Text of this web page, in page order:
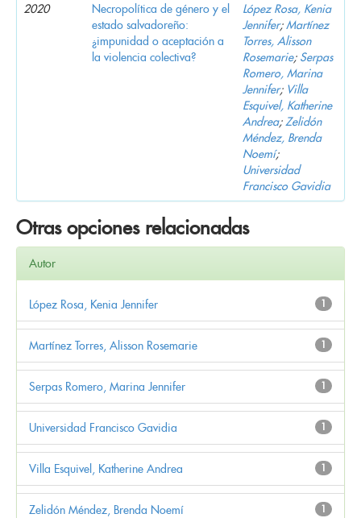
2020
Necropolítica de género y el
estado salvadoreño:
¿impunidad o aceptación a
la violencia colectiva?
López Rosa, Kenia
Jennifer;Martínez
Torres, Alisson
Rosemarie; Serpas
Romero, Marina
Jennifer; Villa
Esquivel, Katherine
Andrea; Zelidón
Méndez, Brenda
Noemí;
Universidad
Francisco Gavidia
Otras opciones relacionadas
Autor
1
López Rosa, Kenia Jennifer
1
Martínez Torres, Alisson Rosemarie
1
Serpas Romero, Marina Jennifer
1
Universidad Francisco Gavidia
1
Villa Esquivel, Katherine Andrea
1
Zelidón Méndez, Brenda Noemí